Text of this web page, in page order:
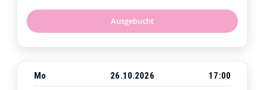
Ausgebucht
Mo 26.10.2026
17:00